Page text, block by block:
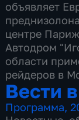
объявляет
центре
Автодром
области
рейдеров в
Вести
Программа,